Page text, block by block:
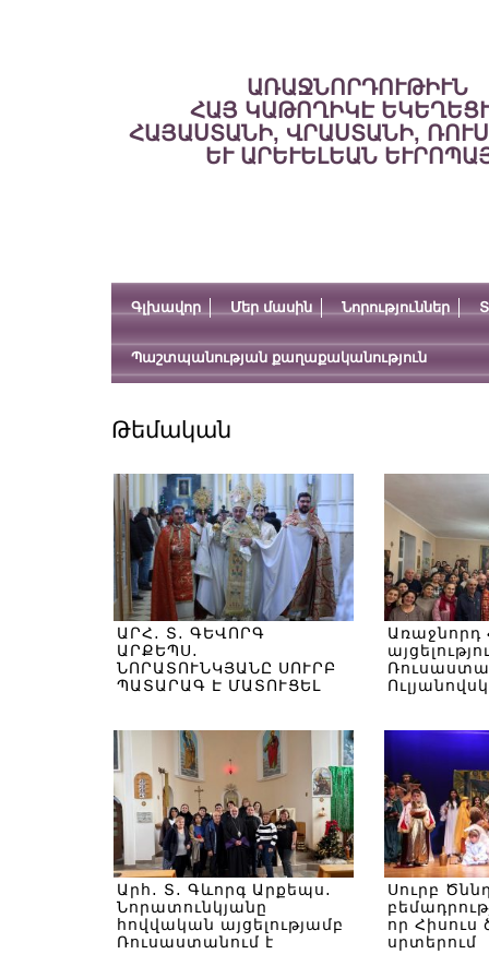
ԱՌԱՋՆՈՐԴՈՒԹԻՒՆ
ՀԱՅ ԿԱԹՈՂԻԿԷ
ՀԱՅԱՍՏԱՆԻ, ՎՐԱՍՏԱՆԻ,
ԵՒ ԱՐԵՒԵԼԵԱՆ
Գլխավոր Մեր մասին Նորություններ
Պաշտպանության քաղաքականություն
Թեմական
ԱՐՀ․ Տ․ ԳԵՎՈՐԳ
ԱՐՔԵՊՍ․
ՆՈՐԱՏՈՒՆԿՅԱՆԸ ՍՈՒՐԲ
ՊԱՏԱՐԱԳ Է ՄԱՏՈՒՑԵԼ
ԵԿԵՂԵՑՈՒ ՏՈՆԱԿԱՆ
ԱՐԱՐՈՂՈՒԹՅՈՒՆՆԵՐԻՆ
Առաջնորդ
Արհ․ Տ․ Գևորգ Արքեպս․
Նորատունկյանը
հովվական այցելությամբ
Ռուսաստանում է
Սուրբ
որ Հիսուս
սրտերում